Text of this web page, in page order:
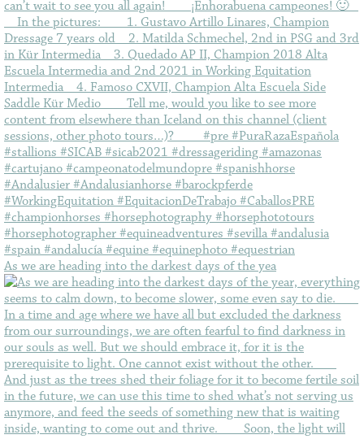
As we are heading into the darkest days of the yea